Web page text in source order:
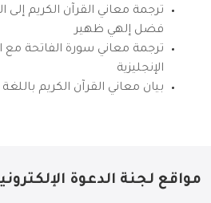
ترجمة معاني القرآن الكريم إلى
فضل إلهي ظهير
ترجمة معاني سورة الفاتحة مع
الإنجليزية
بيان معاني القرآن الكريم باللغة
مواقع لجنة الدعوة